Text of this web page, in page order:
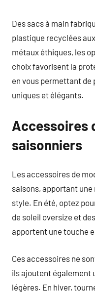
Des sacs à main
plastique recyclées
métaux éthiques, les
choix favorisent la
en vous permettant de
uniques et élégants.
Accessoires
saisonniers
Les accessoires de
saisons, apportant
style. En été, optez
de soleil oversize et
apportent une touche
Ces accessoires ne
ils ajoutent également
légères. En hiver,